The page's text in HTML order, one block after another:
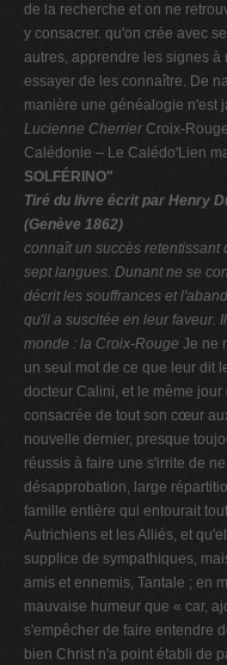
de la recherche et on ne
y consacrer. qu'on crée avec
autres, apprendre les signes à
essayer de les connaître. De
manière une généalogie n'est
Lucienne CherrierCroix-
Calédonie – Le Calédo'Lien
SOLFÉRINO"
Tiré du livre écrit par Henry
(Genève 1862)
connaît un succès retentissant
sept langues. Dunant ne se
décrit les souffrances et
qu'il a suscitée en leur faveur.
monde : la Croix-Rouge Je ne
un seul mot de ce que leur dit
docteur Calini, et le même
consacrée de tout son cœur
nouvelle dernier, presque
réussis à faire une s'irrite de
désapprobation, large
famille entière qui entourait
Autrichiens et les Alliés, et
supplice de sympathiques,
amis et ennemis, Tantale ; en
mauvaise humeur que « car,
s'empêcher de faire entendre
bien Christ n'a point établi de